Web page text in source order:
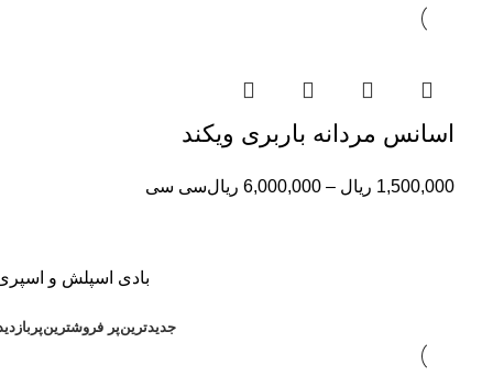
اسانس مردانه باربری ویکند
1,500,000 ریال –
6,000,000 ریالسی سی
بادی اسپلش و
جدیدترینپر فروشترین